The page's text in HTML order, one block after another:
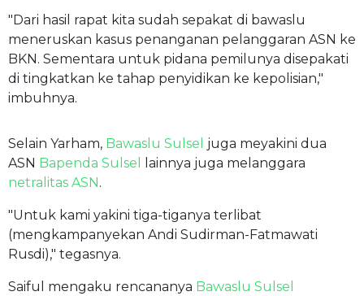
"Dari hasil rapat kita sudah sepakat di bawaslu
meneruskan kasus penanganan pelanggaran ASN ke
BKN. Sementara untuk pidana pemilunya disepakati
di tingkatkan ke tahap penyidikan ke kepolisian,"
imbuhnya.
Selain Yarham, Bawaslu Sulsel juga meyakini dua
ASN Bapenda Sulsel
lainnya juga melanggara
netralitas ASN.
"Untuk kami yakini tiga-tiganya terlibat
(mengkampanyekan Andi Sudirman-Fatmawati
Rusdi)," tegasnya.
Saiful mengaku rencananya Bawaslu Sulsel